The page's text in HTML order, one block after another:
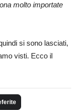
molto importate
si sono lasciati,
visti. Ecco il